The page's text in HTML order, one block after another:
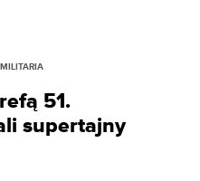
MILITARIA
51.
supertajny